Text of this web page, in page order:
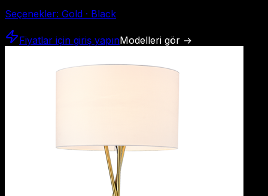
Seçenekler: Gold · Black
Fiyatlar için giriş yapınModelleri gör →